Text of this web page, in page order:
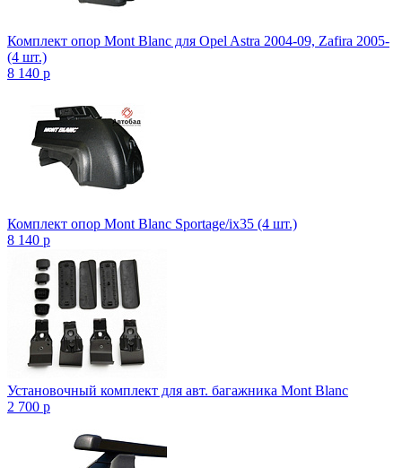
Комплект опор Mont Blanc для Opel Astra 2004-09, Zafira 2005-
(4 шт.)
8 140 p
Комплект опор Mont Blanc Sportage/ix35 (4 шт.)
8 140 p
Установочный комплект для авт. багажника Mont Blanc
2 700 p